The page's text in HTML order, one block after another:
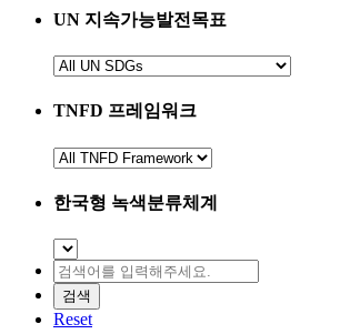
세
팩
를
택
주
요.
UN 지속가능발전목표
UN
속
능
전
표
를
선
택
TNFD 프레임워크
TNFD
레
워
크
를
선
한국형 녹색분류체계
한
국
형
녹
검
색
어
Reset